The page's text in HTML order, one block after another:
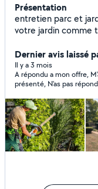
Présentation
entretien parc et
votre jardin comme
autre travaux appelé mois je me
avec ou sans devis
Dernier avis laissé
Il y a 3 mois
A répondu a mon offre,
présenté, N'as pas